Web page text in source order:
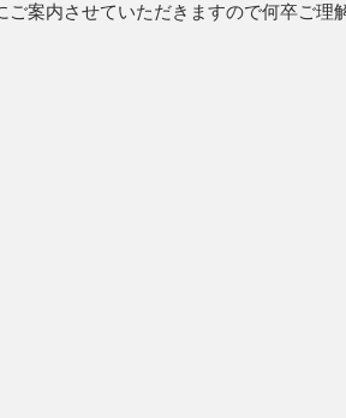
案内させていただきますので何卒ご理